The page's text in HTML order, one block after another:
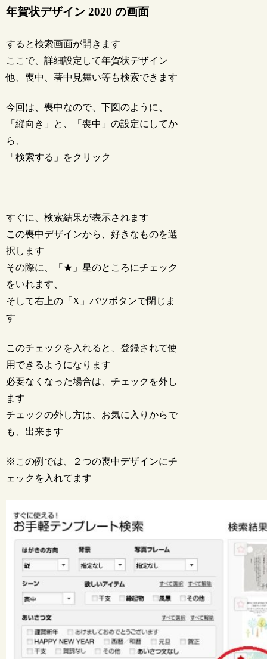
年賀状デザイン 2020 の画面
すると検索画面が開きます
ここで、詳細設定して年賀状デザイン
他、喪中、著中見舞い等も検索できます
今回は、喪中なので、下図のように、
「縦向き」と、「喪中」の設定にしてか
ら、
「検索する」をクリック
すぐに、検索結果が表示されます
この喪中デザインから、好きなものを選
択します
その際に、「★」星のところにチェック
をいれます、
そして右上の「X」バツボタンで閉じま
す
このチェックを入れると、登録されて使
用できるようになります
必要なくなった場合は、チェックを外し
ます
チェックの外し方は、お気に入りからで
も、出来ます
※この例では、２つの喪中デザインにチ
ェックを入れてます